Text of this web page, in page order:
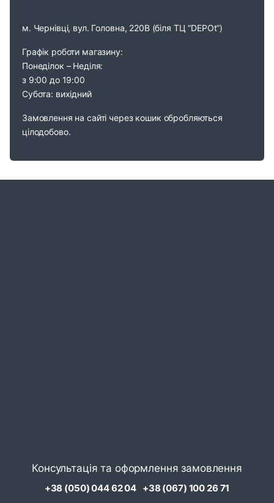
м. Чернівці, вул. Головна, 220В (біля ТЦ “DEPOt”)
Графік роботи магазину:
Понеділок – Неділя:
з 9:00 до 19:00
Субота: вихідний
Замовлення на сайті через кошик обробляються
цілодобово.
Консультація та оформлення замовлення
+38 (050) 044 62 04 +38 (067) 100 26 71